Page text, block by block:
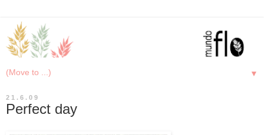
▼
21.6.09
Perfect day